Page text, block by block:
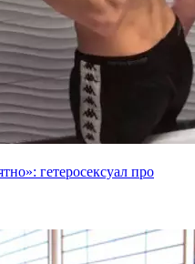
гетеросексуал про